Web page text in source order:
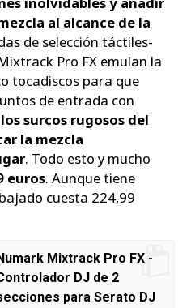
al alcance de la
de selección táctiles-
Pro FX emulan la
tocadiscos para que
de entrada con
surcos rugosos del
la mezcla
. Todo esto y mucho
euros. Aunque tiene
cuesta 224,99
Mixtrack Pro FX -
DJ de 2
para Serato DJ